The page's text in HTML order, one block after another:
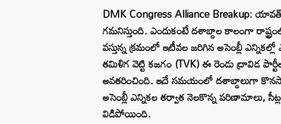
DMK Congress Alliance Breakup:
గమనిస్తుంది. ఎందుకంటే దశాబ్దాల కాలంగా
వస్తున్న క్రమంలో ఇటీవల జరిగిన అసెంబ్లీ
తమిళిగ వెట్టి కజగం (TVK) ఈ రెండు ద్రావిడ
అవతరించింది. ఇదే సమయంలో దశాబ్దాలుగా
అసెంబ్లీ ఎన్నికల తర్వాత నెలకొన్న పరిణామాలు,
విడిపోయింది.